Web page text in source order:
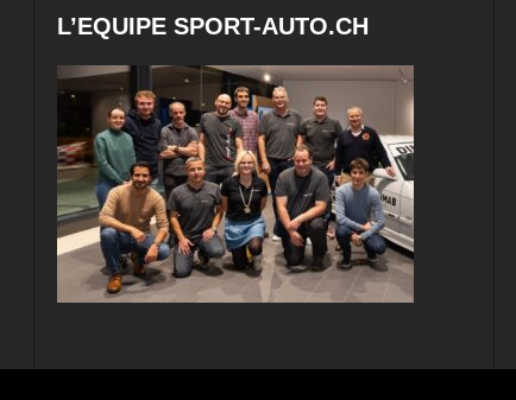
L’EQUIPE SPORT-AUTO.CH